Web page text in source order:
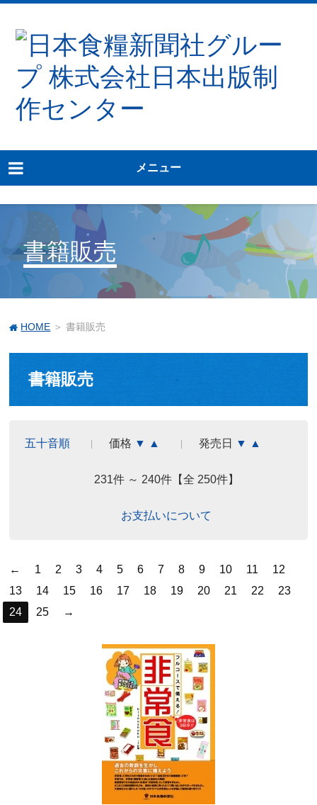
メニュー
書籍販売
HOME ＞ 書籍販売
書籍販売
五十音順 価格 ▼ ▲ 発売日 ▼ ▲
231件 ～ 240件【全 250件】
お支払いについて
← 1 2 3 4 5 6 7 8 9 10 11
12
13
14 15 16 17 18 19 20 21 22
23
24
25 →